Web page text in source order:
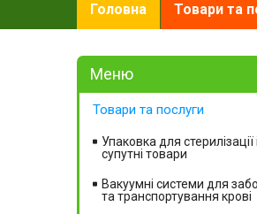
Головна Товари та
Товари та послуги
Упаковка для стерилізації і
супутні товари
Вакуумні системи для
та транспортування крові